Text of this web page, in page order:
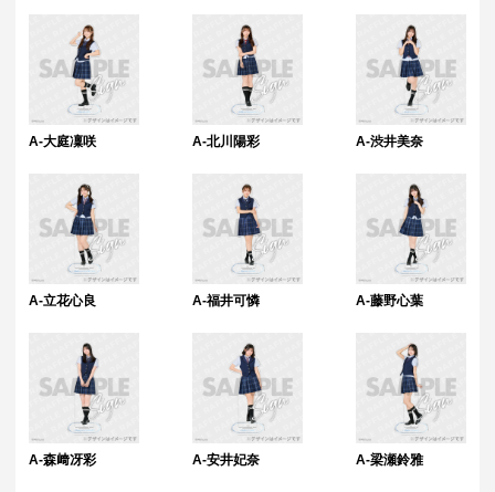
可能性がございます。（該当者には別途メールにてご連絡させていただ
きます。）
・製造に伴い発生した製品イメージを大きく損なわない程度の微細なキ
ズ・縫製・糸くずなどに関しましては交換対象外となります。
・弊社サイト以外で景品を購入された場合、弊社は一切責任を負いませ
ん。
・一部の景品は希望景品の選択や希望の宛名を入力（オプション登録）
配送について
・サイン入り景品とサインなし景品は別配送となる場合がございます。
・製作状況や天候状況によりくじページに記載のお届け目安から前後し
た配送となる場合がございます。
・弊社指定の配送業者から発送させていただくため、配送業者および配
送方法はお選びいただくことができません。
特典について
・多連特典をご希望の場合、「くじ引き内容の選択」にてご希望の景品
が表示されているボタンを選択の上でくじ引きを行ってください。
※単発（1回ボタン）で引いた方は多連特典の対象とはなりませんのでご
注意ください。
Wチャンス賞について
A-大庭凜咲 A-北川陽彩 A-渋井美奈
A-立花心良 A-福井可憐 A-藤野心葉
A-森﨑冴彩 A-安井妃奈 A-梁瀬鈴雅